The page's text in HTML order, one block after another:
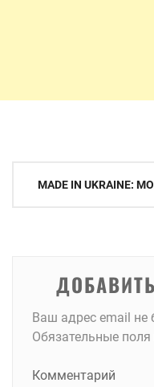
Навигация
MADE IN
Ваш адрес email не
Обязательные
Комментарий